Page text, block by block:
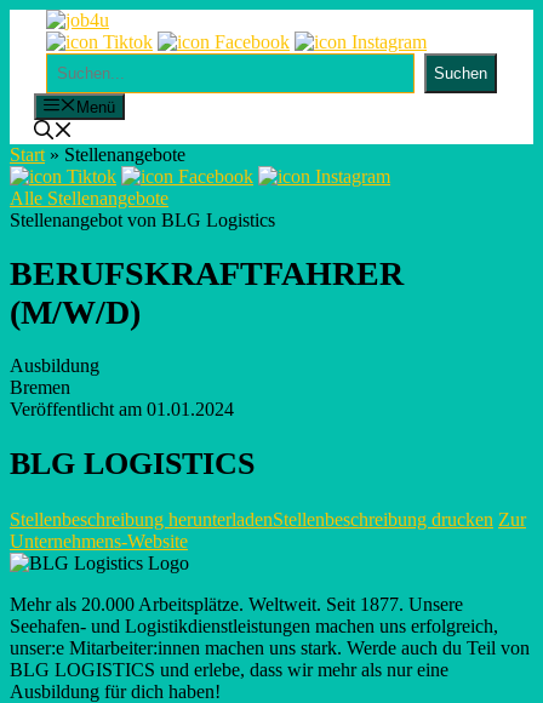
contentSuchen
Suchen
Menü
Start » Stellenangebote
Alle Stellenangebote
Stellenangebot von BLG Logistics
BERUFSKRAFTFAHRER
(M/W/D)
Ausbildung
Bremen
Veröffentlicht am 01.01.2024
BLG LOGISTICS
Stellenbeschreibung herunterladenStellenbeschreibung drucken Zur
Unternehmens-Website
Mehr als 20.000 Arbeitsplätze. Weltweit. Seit 1877. Unsere
Seehafen- und Logistikdienstleistungen machen uns erfolgreich,
unser:e Mitarbeiter:innen machen uns stark. Werde auch du Teil von
BLG LOGISTICS und erlebe, dass wir mehr als nur eine
Ausbildung für dich haben!